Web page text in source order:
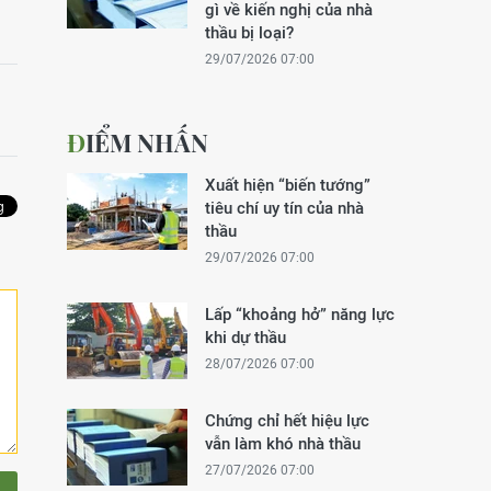
gì về kiến nghị của nhà
thầu bị loại?
29/07/2026 07:00
ĐIỂM NHẤN
Xuất hiện “biến tướng”
tiêu chí uy tín của nhà
thầu
29/07/2026 07:00
Lấp “khoảng hở” năng lực
khi dự thầu
28/07/2026 07:00
Chứng chỉ hết hiệu lực
vẫn làm khó nhà thầu
27/07/2026 07:00